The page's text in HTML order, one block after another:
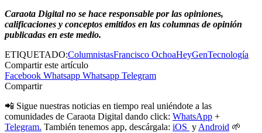
Caraota Digital no se hace responsable por las opiniones,
calificaciones y conceptos emitidos en las columnas de opinión
publicadas en este medio.
ETIQUETADO:ColumnistasFrancisco OchoaHeyGenTecnología
Compartir este artículo
Facebook Whatsapp Whatsapp Telegram
Compartir
📲 Sigue nuestras noticias en tiempo real uniéndote a las
comunidades de Caraota Digital dando click: WhatsApp +
Telegram. También tenemos app, descárgala: iOS y Android 🌱